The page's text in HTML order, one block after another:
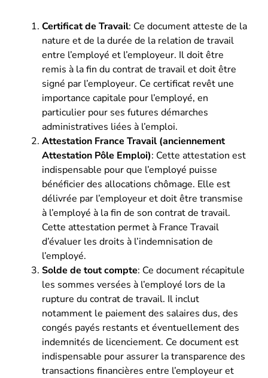
Certificat de Travail: Ce document atteste de la
nature et de la durée de la relation de travail
entre l’employé et l’employeur. Il doit être
remis à la fin du contrat de travail et doit être
signé par l’employeur. Ce certificat revêt une
importance capitale pour l’employé, en
particulier pour ses futures démarches
administratives liées à l’emploi.
Attestation France Travail (anciennement
Attestation Pôle Emploi): Cette attestation est
indispensable pour que l’employé puisse
bénéficier des allocations chômage. Elle est
délivrée par l’employeur et doit être transmise
à l’employé à la fin de son contrat de travail.
Cette attestation permet à France Travail
d’évaluer les droits à l’indemnisation de
l’employé.
Solde de tout compte: Ce document récapitule
les sommes versées à l’employé lors de la
rupture du contrat de travail. Il inclut
notamment le paiement des salaires dus, des
congés payés restants et éventuellement des
indemnités de licenciement. Ce document est
indispensable pour assurer la transparence des
transactions financières entre l’employeur et